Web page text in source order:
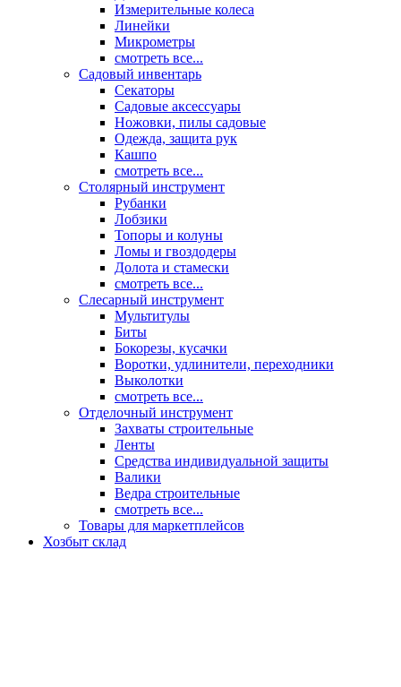
Измерительные колеса
Линейки
Микрометры
смотреть все...
Садовый инвентарь
Секаторы
Садовые аксессуары
Ножовки, пилы садовые
Одежда, защита рук
Кашпо
смотреть все...
Столярный инструмент
Рубанки
Лобзики
Топоры и колуны
Ломы и гвоздодеры
Долота и стамески
смотреть все...
Слесарный инструмент
Мультитулы
Биты
Бокорезы, кусачки
Воротки, удлинители, переходники
Выколотки
смотреть все...
Отделочный инструмент
Захваты строительные
Ленты
Средства индивидуальной защиты
Валики
Ведра строительные
смотреть все...
Товары для маркетплейсов
Хозбыт склад